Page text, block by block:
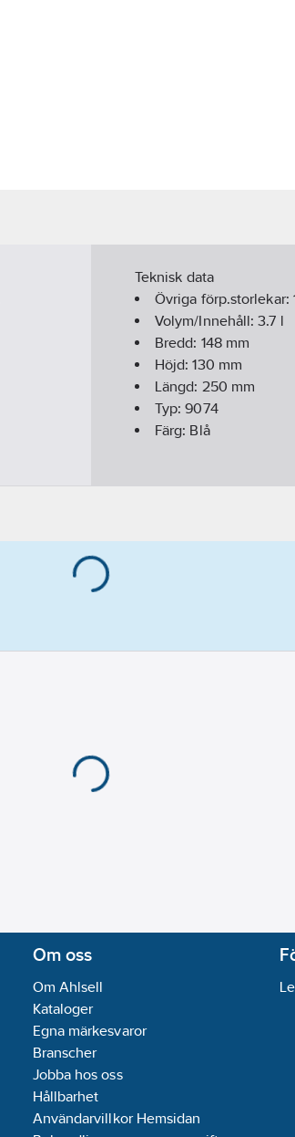
Teknisk data
Övriga förp.storlekar:
Volym/Innehåll:3.7 l
Bredd: 148mm
Höjd:130 mm
Längd: 250 mm
Typ:9074
Färg: Blå
Om oss
Om Ahlsell
Kataloger
Egna märkesvaror
Branscher
Jobba hos oss
Hållbarhet
Användarvillkor Hemsidan